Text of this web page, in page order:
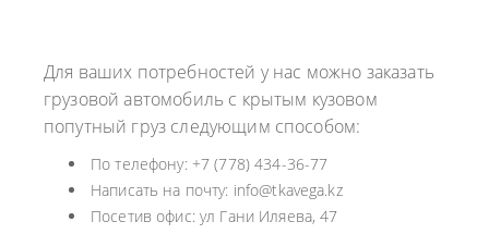
Для ваших потребностей у нас можно заказать
грузовой автомобиль с крытым кузовом
попутный груз следующим способом:
По телефону: +7 (778) 434-36-77
Написать на почту: info@tkavega.kz
Посетив офис: ул Гани Иляева, 47